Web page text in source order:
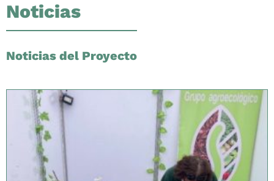
Noticias
Noticias del Proyecto